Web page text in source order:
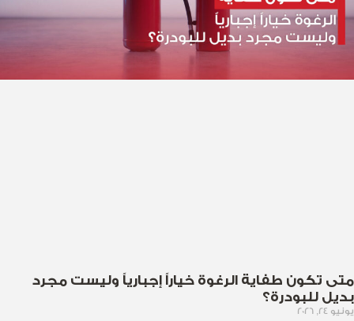
متى تكون طفاية الرغوة خياراً إجبارياً وليست مجرد
بديل للبودرة؟
يونيو 24, 2026